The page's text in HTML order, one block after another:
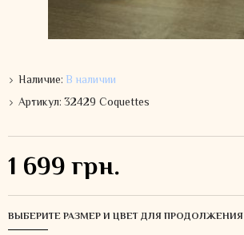
Наличие: В наличии
Артикул:32429 Coquettes
1 699 грн.
ВЫБЕРИТЕ РАЗМЕР И ЦВЕТ ДЛЯ ПРОДОЛЖЕНИЯ